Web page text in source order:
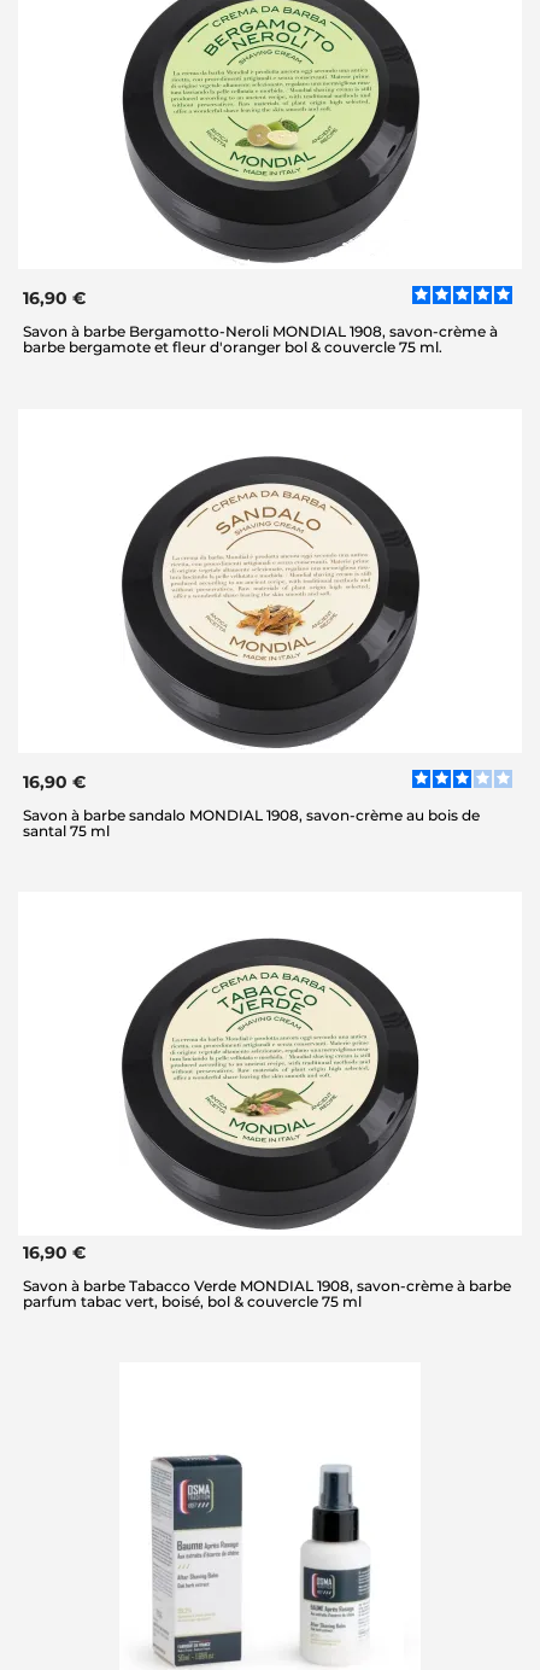
16,90 €
Savon à barbe Bergamotto-Neroli MONDIAL 1908, savon-crème à
barbe bergamote et fleur d'oranger bol & couvercle 75 ml.
16,90 €
Savon à barbe sandalo MONDIAL 1908, savon-crème au bois de
santal 75 ml
16,90 €
Savon à barbe Tabacco Verde MONDIAL 1908, savon-crème à barbe
parfum tabac vert, boisé, bol & couvercle 75 ml